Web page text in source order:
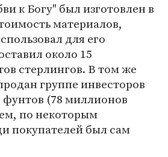
к Богу" был изготовлен в
материалов,
для его
около 15
стерлингов. В том же
группе инвесторов
фунтов (78 миллионов
по некоторым
покупателей был сам